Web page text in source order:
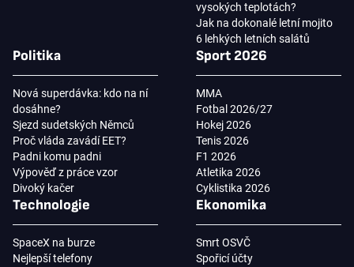
vysokých teplotách?
Jak na dokonalé letní mojito
6 lehkých letních salátů
Politika
Nová superdávka: kdo na ní
dosáhne?
Sjezd sudetských Němců
Proč vláda zavádí EET?
Padni komu padni
Výpověď z práce vzor
Divoký kačer
Sport 2026
MMA
Fotbal 2026/27
Hokej 2026
Tenis 2026
F1 2026
Atletika 2026
Cyklistika 2026
Technologie
SpaceX na burze
Nejlepší telefony
Ekonomika
Smrt OSVČ
Spořicí účty